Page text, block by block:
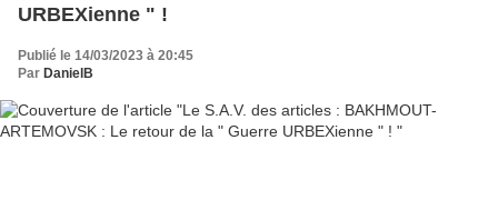
URBEXienne " !
Publié le 14/03/2023 à 20:45
Par DanielB